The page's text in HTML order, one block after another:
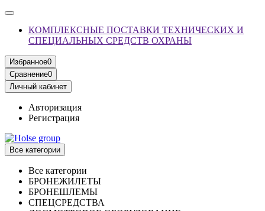
КОМПЛЕКСНЫЕ ПОСТАВКИ ТЕХНИЧЕСКИХ И
СПЕЦИАЛЬНЫХ СРЕДСТВ ОХРАНЫ
Избранное0
Сравнение0
Личный кабинет
Авторизация
Регистрация
Все категории
Все категории
БРОНЕЖИЛЕТЫ
БРОНЕШЛЕМЫ
СПЕЦСРЕДСТВА